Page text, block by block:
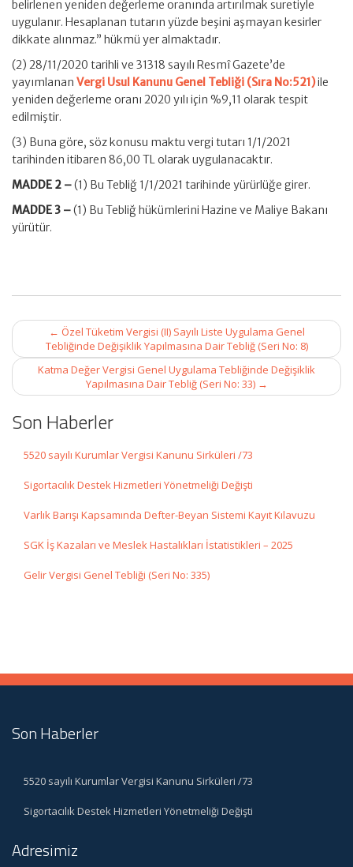
belirlenen yeniden değerleme oranında artırılmak suretiyle
uygulanır. Hesaplanan tutarın yüzde beşini aşmayan kesirler
dikkate alınmaz.” hükmü yer almaktadır.
(2) 28/11/2020 tarihli ve 31318 sayılı Resmî Gazete’de
yayımlanan Vergi Usul Kanunu Genel Tebliği (Sıra No:521)ile
yeniden değerleme oranı 2020 yılı için %9,11 olarak tespit
edilmiştir.
(3) Buna göre, söz konusu maktu vergi tutarı 1/1/2021
tarihinden itibaren 86,00 TL olarak uygulanacaktır.
MADDE 2 –(1) Bu Tebliğ 1/1/2021 tarihinde yürürlüğe girer.
MADDE 3 –(1) Bu Tebliğ hükümlerini Hazine ve Maliye Bakanı
yürütür.
Post
navigation
← Özel Tüketim Vergisi (II) Sayılı Liste Uygulama Genel
Tebliğinde Değişiklik Yapılmasına Dair Tebliğ (Seri No: 8)
Katma Değer Vergisi Genel Uygulama Tebliğinde Değişiklik
Yapılmasına Dair Tebliğ (Seri No: 33) →
Son Haberler
5520 sayılı Kurumlar Vergisi Kanunu Sirküleri /73
Sigortacılık Destek Hizmetleri Yönetmeliği Değişti
Varlık Barışı Kapsamında Defter-Beyan Sistemi Kayıt Kılavuzu
SGK İş Kazaları ve Meslek Hastalıkları İstatistikleri – 2025
Gelir Vergisi Genel Tebliği (Seri No: 335)
Son Haberler
5520 sayılı Kurumlar Vergisi Kanunu Sirküleri /73
Sigortacılık Destek Hizmetleri Yönetmeliği Değişti
Adresimiz